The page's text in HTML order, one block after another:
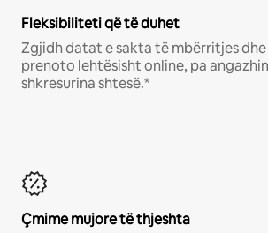
Fleksibiliteti që të duhet
Zgjidh datat e sakta të mbërritjes
prenoto lehtësisht online, pa
shkresurina shtesë.*
Çmime mujore të thjeshta